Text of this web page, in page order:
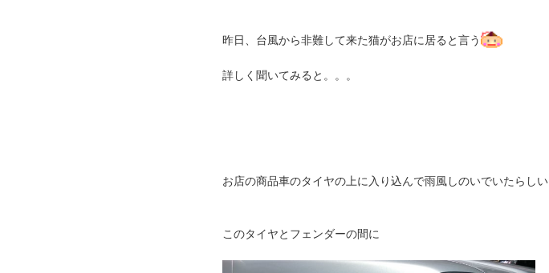
昨日、台風から非難して来た猫がお店に居ると言う
詳しく聞いてみると。。。
お店の商品車のタイヤの上に入り込んで雨風しのいでいたらしい
このタイヤとフェンダーの間に